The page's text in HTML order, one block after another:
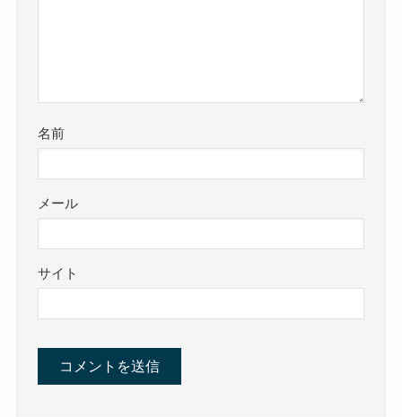
名前
メール
サイト